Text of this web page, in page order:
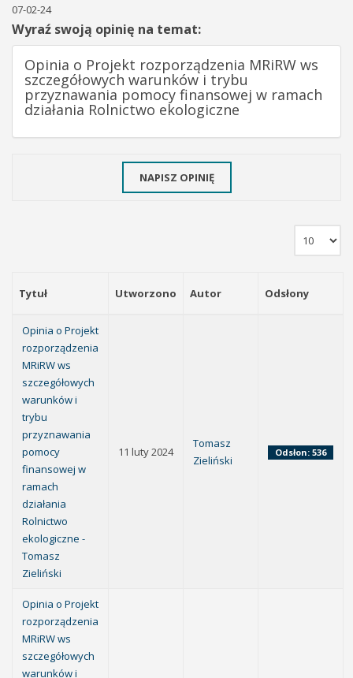
07-02-24
Wyraź swoją opinię na temat:
Opinia o Projekt rozporządzenia MRiRW ws
szczegółowych warunków i trybu
przyznawania pomocy finansowej w ramach
działania Rolnictwo ekologiczne
NAPISZ OPINIĘ
Tytuł Utworzono Autor Odsłony
Opinia o Projekt
rozporządzenia
MRiRW ws
szczegółowych
warunków i
trybu
przyznawania
pomocy
finansowej w
ramach
działania
Rolnictwo
ekologiczne -
Tomasz
Zieliński
11 luty 2024
Tomasz
Zieliński
Odsłon: 536
Opinia o Projekt
rozporządzenia
MRiRW ws
szczegółowych
warunków i